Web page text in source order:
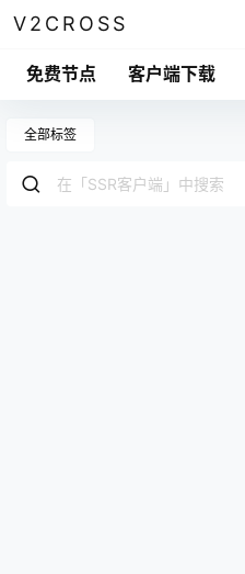
V2CROSS
免费节点 客户端下载
全部标签